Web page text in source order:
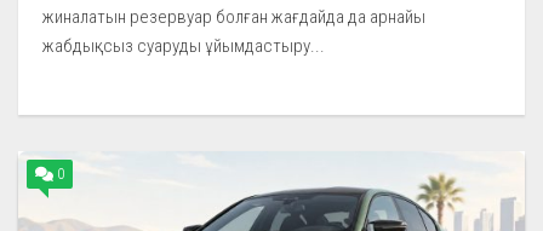
жиналатын резервуар болған жағдайда да арнайы
жабдықсыз суаруды ұйымдастыру...
0